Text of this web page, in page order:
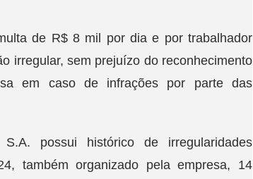
de R$ 8 mil por dia e por trabalhador
irregular, sem prejuízo do reconhecimento
em caso de infrações por parte das
possui histórico de irregularidades
também organizado pela empresa, 14